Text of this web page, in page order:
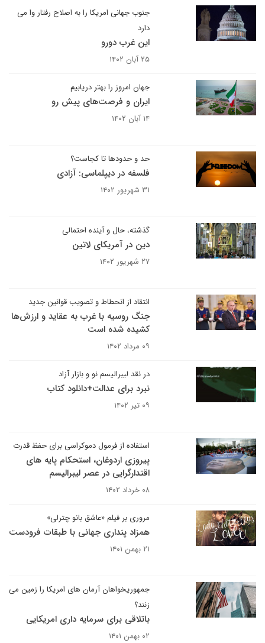
جنوب جهانی امریکا را به اصلاح رفتار وا می
دارد
این غرب دورو
۲۵ آبان ۱۴۰۲
جهان امروز را بهتر دریابیم
ایران و فرصت‌های پیش رو
۱۴ آبان ۱۴۰۲
حد و حدودها تا کجاست؟
فلسفه در دیپلماسی: آزادی
۳۱ شهریور ۱۴۰۲
گذشته، حال و آینده احتمالی
دین در آمریکای لاتین
۲۷ شهریور ۱۴۰۲
انتقاد از انحطاط و تصویب قوانین جدید
جنگ روسیه با غرب به عقاید و ارزش‌ها
کشیده شده است
۰۹ مرداد ۱۴۰۲
در نقد لیبرالیسم نو و بازار آزاد
نبرد برای عدالت+دانلود کتاب
۰۹ تیر ۱۴۰۲
استفاده از فرمول دموکراسی برای حفظ قدرت
پیروزی اردوغان، استحکام پایه های
اقتدارگرایی در عصر لیبرالیسم
۰۸ خرداد ۱۴۰۲
مروری بر فیلم «عاشق بانو چترلی»
همزاد پنداری جهانی با طبقات فرودست
۲۱ بهمن ۱۴۰۱
جمهوریخواهان آرمان های امریکا را زمین می
زنند؟
باتلاقی برای سرمایه داری امریکایی
۰۲ بهمن ۱۴۰۱